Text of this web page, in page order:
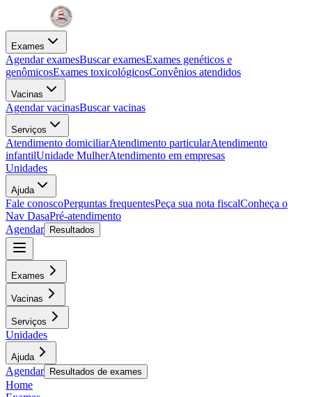
Exames
Agendar examesBuscar examesExames genéticos e
genômicosExames toxicológicosConvênios atendidos
Vacinas
Agendar vacinasBuscar vacinas
Serviços
Atendimento domiciliarAtendimento particularAtendimento
infantilUnidade MulherAtendimento em empresas
Unidades
Ajuda
Fale conoscoPerguntas frequentesPeça sua nota fiscalConheça o
Nav DasaPré-atendimento
Agendar
Resultados
Exames
Vacinas
Serviços
Unidades
Ajuda
Agendar Resultados de exames
Home